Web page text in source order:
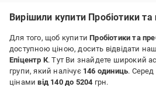
Вирішили купити Пробіотики та
Для того, щоб купитиПробіотики та
доступною ціною, досить відвідати
Епіцентр К. Тут Ви знайдете широкий
групи, який налічує 146 одиниць.
цінамивід 140 до 5204 грн.